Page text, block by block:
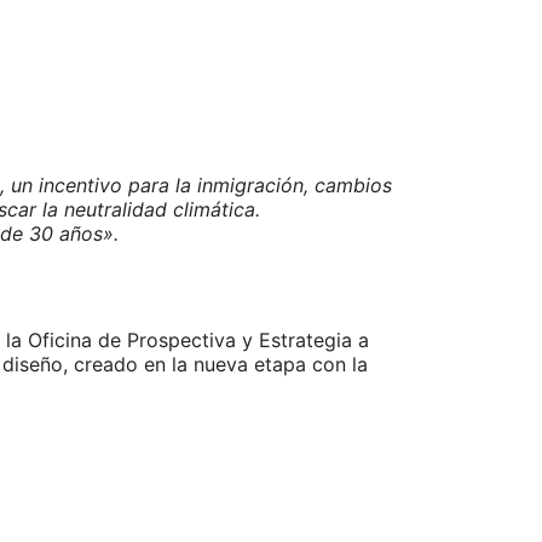
incentivo para la inmigración, cambios
la neutralidad climática.
30 años».
Oficina de Prospectiva y Estrategia a
creado en la nueva etapa con la